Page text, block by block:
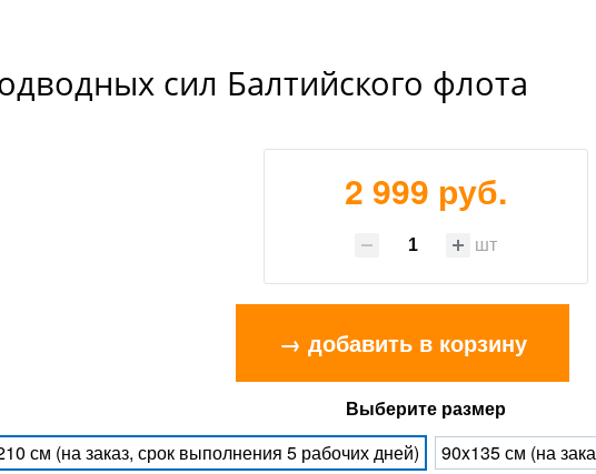
сил Балтийского флота
2 999 руб.
шт
→ добавить в корзину
Выберите размер
см (на заказ, срок выполнения 5 рабочих дней)
90x135 см (на